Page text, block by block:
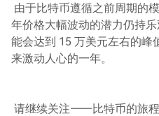
由于比特币遵循之前周期的
年价格大幅波动的潜力仍持
能会达到 15 万美元左右的峰
来激动人心的一年。
请继续关注——比特币的旅程